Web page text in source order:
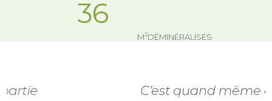
M2DÉMINÉRALISÉS
36
C’est quand même assez